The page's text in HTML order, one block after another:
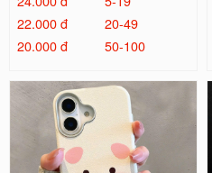
22.000 đ
20-49
20.000 đ
50-100